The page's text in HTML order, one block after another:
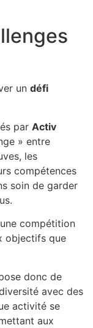
un défi
par Activ
» entre
les
compétences
soin de garder
compétition
objectifs que
donc de
avec des
activité se
aux